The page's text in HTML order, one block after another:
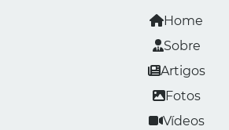
Home
Sobre
Artigos
Fotos
Vídeos